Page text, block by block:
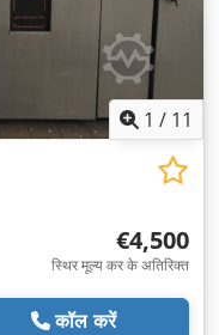
1 / 11
€4,500
स्थिर मूल्य कर के अतिरिक्त
कॉल करें